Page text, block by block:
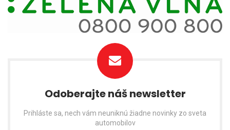
Odoberajte náš newsletter
Prihláste sa, nech vám neuniknú žiadne novinky zo sveta
automobilov